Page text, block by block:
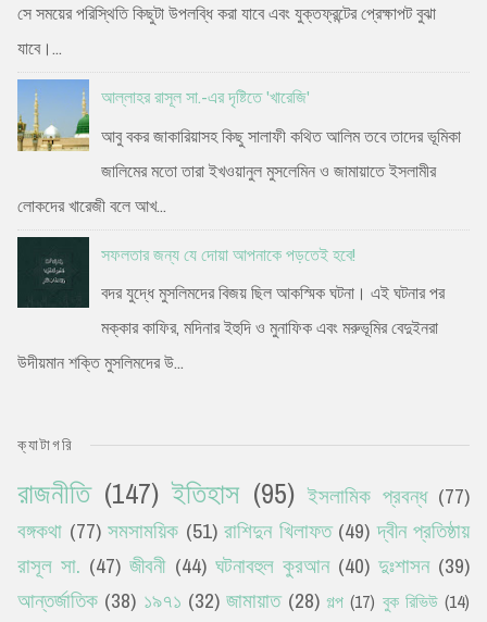
সে সময়ের পরিস্থিতি কিছুটা উপলব্ধি করা যাবে এবং যুক্তফ্রন্টের প্রেক্ষাপট বুঝা
যাবে।...
আল্লাহর রাসূল সা.-এর দৃষ্টিতে 'খারেজি'
আবু বকর জাকারিয়াসহ কিছু সালাফী কথিত আলিম তবে তাদের ভূমিকা
জালিমের মতো তারা ইখওয়ানুল মুসলেমিন ও জামায়াতে ইসলামীর
লোকদের খারেজী বলে আখ...
সফলতার জন্য যে দোয়া আপনাকে পড়তেই হবে!
বদর যুদ্ধে মুসলিমদের বিজয় ছিল আকস্মিক ঘটনা। এই ঘটনার পর
মক্কার কাফির, মদিনার ইহুদি ও মুনাফিক এবং মরুভূমির বেদুইনরা
উদীয়মান শক্তি মুসলিমদের উ...
ক্যাটাগরি
রাজনীতি (147) ইতিহাস (95) ইসলামিক প্রবন্ধ (77)
বঙ্গকথা (77) সমসাময়িক (51) রাশিদুন খিলাফত (49) দ্বীন প্রতিষ্ঠায়
রাসূল সা. (47) জীবনী (44) ঘটনাবহুল কুরআন (40) দুঃশাসন (39)
আন্তর্জাতিক (38) ১৯৭১ (32) জামায়াত (28) গল্প (17) বুক রিভিউ (14)